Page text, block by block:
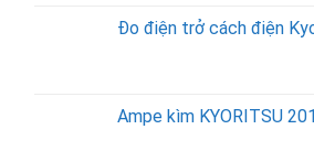
Đo điện trở cách điện
Ampe kìm KYORITSU